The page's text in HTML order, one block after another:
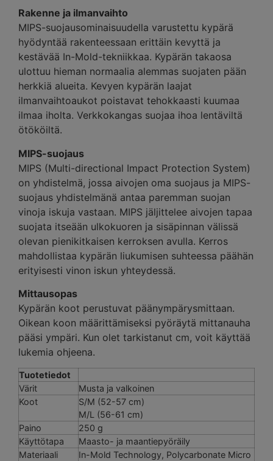
Rakenne ja ilmanvaihto
MIPS-suojausominaisuudella varustettu kypärä
hyödyntää rakenteessaan erittäin kevyttä ja
kestävää In-Mold-tekniikkaa. Kypärän takaosa
ulottuu hieman normaalia alemmas suojaten pään
herkkiä alueita. Kevyen kypärän laajat
ilmanvaihtoaukot poistavat tehokkaasti kuumaa
ilmaa iholta. Verkkokangas suojaa ihoa lentäviltä
ötököiltä.
MIPS-suojaus
MIPS (Multi-directional Impact Protection System)
on yhdistelmä, jossa aivojen oma suojaus ja MIPS-
suojaus yhdistelmänä antaa paremman suojan
vinoja iskuja vastaan. MIPS jäljittelee aivojen tapaa
suojata itseään ulkokuoren ja sisäpinnan välissä
olevan pienikitkaisen kerroksen avulla. Kerros
mahdollistaa kypärän liukumisen suhteessa päähän
erityisesti vinon iskun yhteydessä.
Mittausopas
Kypärän koot perustuvat päänympärysmittaan.
Oikean koon määrittämiseksi pyöräytä mittanauha
pääsi ympäri. Kun olet tarkistanut cm, voit käyttää
lukemia ohjeena.
Tuotetiedot
Värit
Musta ja valkoinen
Koot
S/M (52-57 cm)
M/L (56-61 cm)
Paino
250 g
Käyttötapa
Maasto- ja maantiepyöräily
Materiaali
In-Mold Technology, Polycarbonate Micro